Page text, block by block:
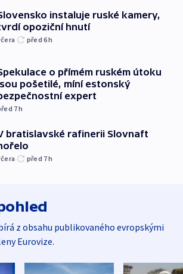
instaluje ruské kamery,
opoziční hnutí
před 6h
o přímém ruském útoku
pošetilé, míní estonský
expert
7h
bratislavské rafinerii Slovnaft
před 7h
z obsahu publikovaného evropskými
Eurovize.